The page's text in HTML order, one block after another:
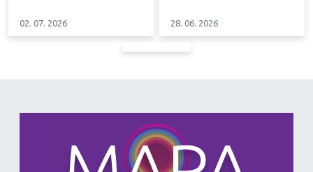
02. 07. 2026 28. 06. 2026